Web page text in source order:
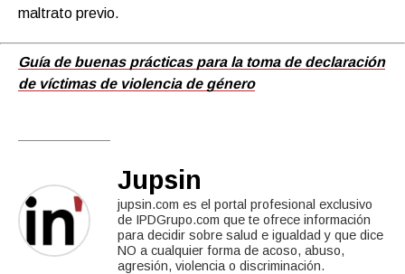
maltrato previo.
Guía de buenas prácticas para la toma de declaración
de víctimas de violencia de género
Jupsin
jupsin.com es el portal profesional exclusivo
de IPDGrupo.com que te ofrece información
para decidir sobre salud e igualdad y que dice
NO a cualquier forma de acoso, abuso,
agresión, violencia o discriminación.